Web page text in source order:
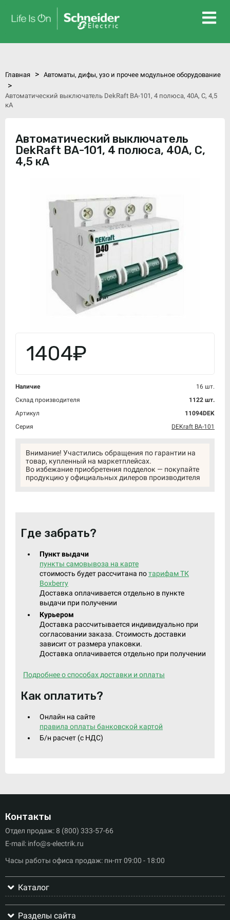
Главная > Автоматы, дифы, узо и прочее модульное оборудование
>
Автоматический выключатель DekRaft ВА-101, 4 полюса, 40А, С, 4,5
кА
Автоматический выключатель
DekRaft ВА-101, 4 полюса, 40А, С,
4,5 кА
1404₽
Наличие
16 шт.
Склад производителя
1122 шт.
Артикул
11094DEK
Серия
DEKraft ВА-101
Внимание! Участились обращения по гарантии на
товар, купленный на маркетплейсах.
Во избежание приобретения подделок — покупайте
продукцию у официальных дилеров производителя
Где забрать?
Пункт выдачи
пункты самовывоза на карте
стоимость будет рассчитана потарифам ТК
Boxberry
Доставка оплачивается отдельно в пункте
выдачи при получении
Курьером
Доставка рассчитывается индивидуально при
согласовании заказа. Стоимость доставки
зависит от размера упаковки.
Доставка оплачивается отдельно при получении
Подробнее о способах доставки и оплаты
Как оплатить?
Онлайн на сайте
правила оплаты банковской картой
Б/н расчет (c НДС)
Контакты
Отдел продаж: 8 (800) 333-57-66
E-mail: info@s-electrik.ru
Часы работы офиса продаж: пн-пт 09:00 - 18:00
Каталог
Разделы сайта